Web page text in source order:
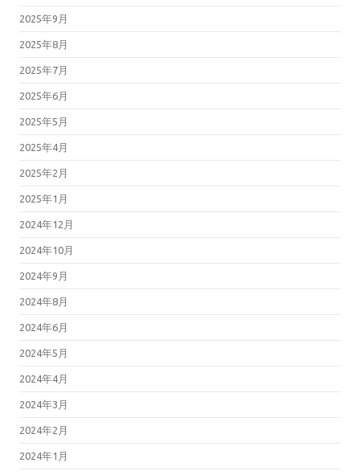
2025年9月
2025年8月
2025年7月
2025年6月
2025年5月
2025年4月
2025年2月
2025年1月
2024年12月
2024年10月
2024年9月
2024年8月
2024年6月
2024年5月
2024年4月
2024年3月
2024年2月
2024年1月